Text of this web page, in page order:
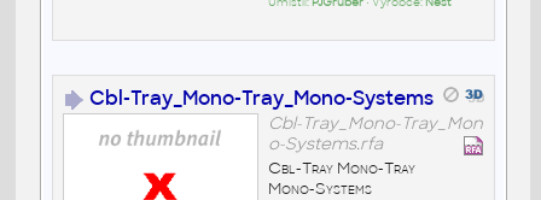
Cbl-Tray_Mono-Tray_Mono-Systems
Cbl-Tray_Mono-Tray_Mon
o-Systems.rfa
Cbl-Tray Mono-Tray
Mono-Systems